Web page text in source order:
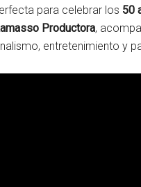
para celebrar los 50
Productora,
entretenimiento y